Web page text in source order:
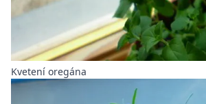
Kvetení oregána